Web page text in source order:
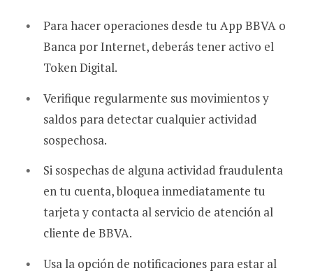
Para hacer operaciones desde tu App BBVA o
Banca por Internet, deberás tener activo el
Token Digital.
Verifique regularmente sus movimientos y
saldos para detectar cualquier actividad
sospechosa.
Si sospechas de alguna actividad fraudulenta
en tu cuenta, bloquea inmediatamente tu
tarjeta y contacta al servicio de atención al
cliente de BBVA.
Usa la opción de notificaciones para estar al